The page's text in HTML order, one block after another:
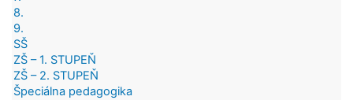
8.
9.
SŠ
ZŠ – 1. STUPEŇ
ZŠ – 2. STUPEŇ
Špeciálna pedagogika